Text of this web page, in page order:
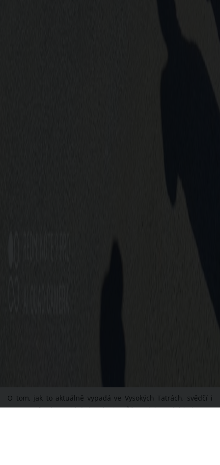
O tom, jak to aktuálně vypadá ve Vysokých Tatrách, svědčí i
spousta fotek a videí, které si můžete lehce dohledat na